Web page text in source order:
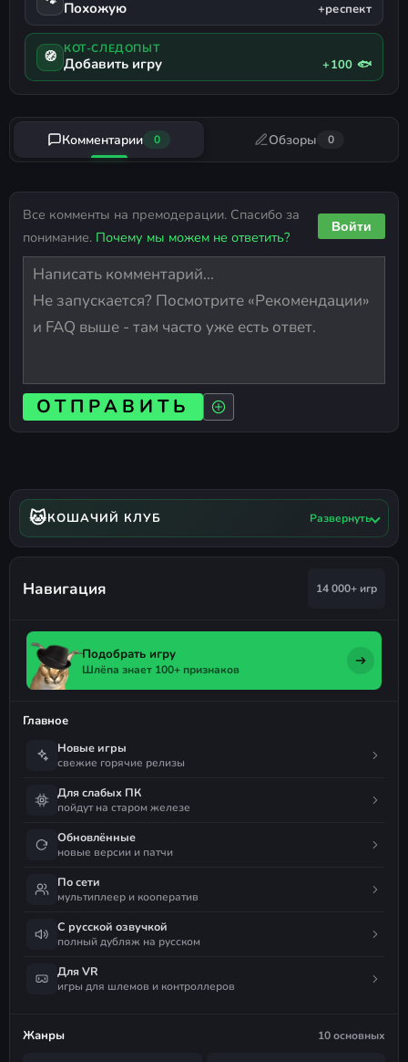
Похожую +респект
🧭 КОТ-СЛЕДОПЫТ
Добавить игру +100 🐟
Комментарии 0 Обзоры 0
Все комменты на премодерации. Спасибо за
понимание. Почему мы можем не ответить?
Войти
ОТПРАВИТЬ
🐱КОШАЧИЙ КЛУБ Развернуть
Навигация 14 000+ игр
Подобрать игру
Шлёпа знает 100+ признаков
Главное
Новые игры
свежие горячие релизы
Для слабых ПК
пойдут на старом железе
Обновлённые
новые версии и патчи
По сети
мультиплеер и кооператив
С русской озвучкой
полный дубляж на русском
Для VR
игры для шлемов и контроллеров
Жанры 10 основных